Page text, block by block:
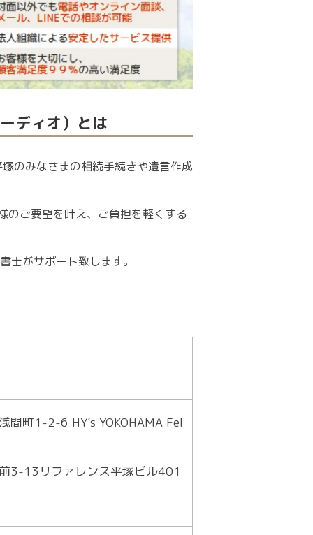
ディオ）とは
のみなさまの相続手続きや遺言作成
のご要望を叶え、ご負担を軽くする
士がサポート致します。
町1-2-6 HY’s YOKOHAMA Fel
3-13リファレンス平塚ビル401